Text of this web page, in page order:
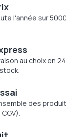
l'année sur
au choix en
des